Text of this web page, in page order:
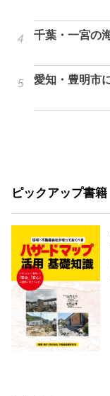
千葉・一宮の
愛知・豊明市
ピックアップ書籍